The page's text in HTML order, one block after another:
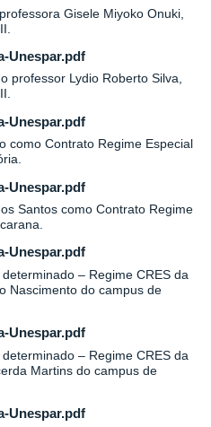
Gisele Miyoko Onuki,
Unespar.pdf
professor Lydio Roberto Silva,
Unespar.pdf
como Contrato Regime Especial
Unespar.pdf
Santos como Contrato Regime
Unespar.pdf
– Regime CRES da
Nascimento do campus de
Unespar.pdf
– Regime CRES da
Martins do campus de
Unespar.pdf